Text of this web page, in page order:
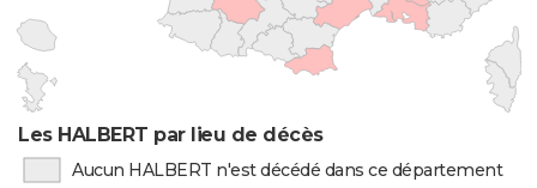
Les HALBERT par lieu de décès
Aucun HALBERT n'est décédé dans ce département